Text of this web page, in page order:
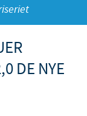
DE NYE